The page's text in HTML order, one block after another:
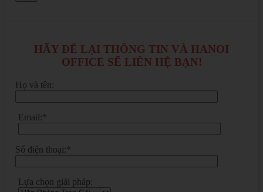
HÃY ĐỂ LẠI THÔNG TIN VÀ HANOI
OFFICE SẼ LIÊN HỆ BẠN!
Họ và tên:
Email:*
Số điện thoại:*
Lựa chọn giải pháp: